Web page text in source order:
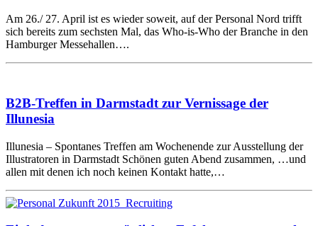
Am 26./ 27. April ist es wieder soweit, auf der Personal Nord trifft
sich bereits zum sechsten Mal, das Who-is-Who der Branche in den
Hamburger Messehallen….
B2B-Treffen in Darmstadt zur Vernissage der
Illunesia
Illunesia – Spontanes Treffen am Wochenende zur Ausstellung der
Illustratoren in Darmstadt Schönen guten Abend zusammen, …und
allen mit denen ich noch keinen Kontakt hatte,…